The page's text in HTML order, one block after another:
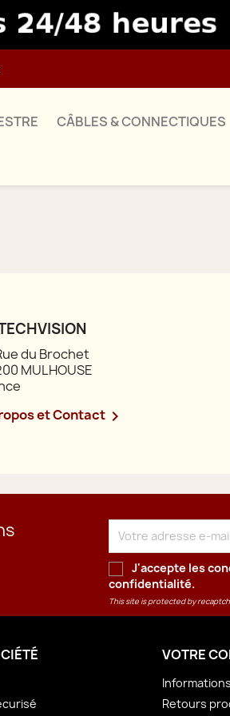
CÂBLES & CONNECTIQUES
du Brochet
MULHOUSE
et Contact 
J'accepte les
confidentialité.
This site is protected by
VOTRE
Retours